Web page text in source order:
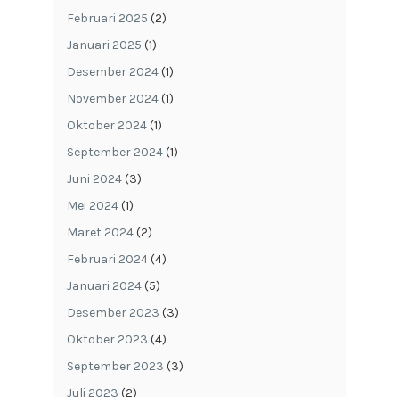
Februari 2025 (2)
Januari 2025 (1)
Desember 2024(1)
November 2024(1)
Oktober 2024(1)
September 2024(1)
Juni 2024(3)
Mei 2024(1)
Maret 2024(2)
Februari 2024(4)
Januari 2024(5)
Desember 2023 (3)
Oktober 2023 (4)
September 2023 (3)
Juli 2023 (2)